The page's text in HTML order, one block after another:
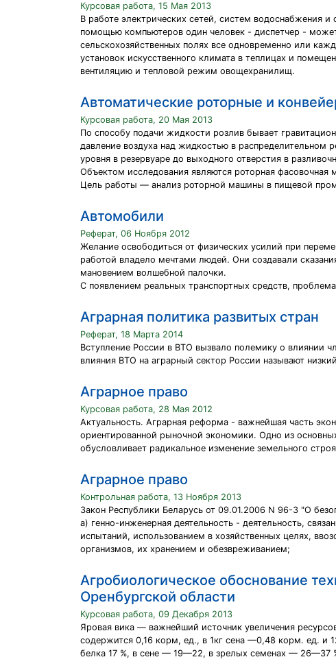
Курсовая работа, 15 Мая 2013
В работе электрических сетей, систем водоснабжения
помощью компьютеров один человек - диспетчер -
сельскохозяйственных полях все одновременно или
установок искусственного климата в теплицах и
вентиляцию и тепловой режим овощехранилищ.
Автоматические роторные и
Курсовая работа, 20 Мая 2013
По способу подачи жидкости розлив бывает
давление воздуха над жидкостью в распределительном
уровня в резервуаре до выходного отверстия в
Объектом исследования являются роторная фасовочная
Цель работы — анализ роторной машины в пищевой
Автомобили
Реферат, 06 Ноября 2012
Желание освободиться от физических усилий при
работой владело мечтами людей. Они создавали
мановением волшебной палочки.
С появлением реальных транспортных средств,
Аграрная политика развитых стран
Реферат, 18 Марта 2014
Вступление России в ВТО вызвало полемику о влиянии
влияния ВТО на аграрный сектор России называют
Аграрное право
Курсовая работа, 28 Мая 2012
Актуальность. Аграрная реформа - важнейшая часть
ориентированной рыночной экономики. Одно из
обусловливает радикальное изменение земельного
Аграрное право
Контрольная работа, 13 Ноября 2013
Закон Республики Беларусь от 09.01.2006 N 96-З "О
а) генно-инженерная деятельность - деятельность,
испытаний, использованием в хозяйственных целях,
организмов, их хранением и обезвреживанием;
Агробиологическое обоснование
Оренбургской области
Курсовая работа, 09 Декабря 2013
Яровая вика — важнейший источник увеличения
содержится 0,16 корм, ед., в 1кг сена —0,48 корм. ед. и
белка 17 %, в сене — 19—22, в зрелых семенах — 26—37